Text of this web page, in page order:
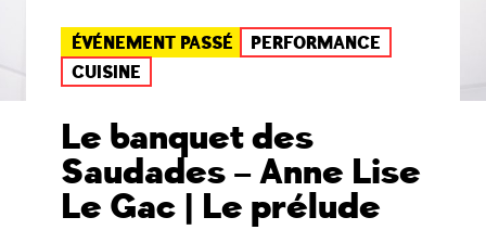
ÉVÉNEMENT PASSÉ
PERFORMANCE
CUISINE
Le banquet des
Saudades – Anne Lise
Le Gac | Le prélude